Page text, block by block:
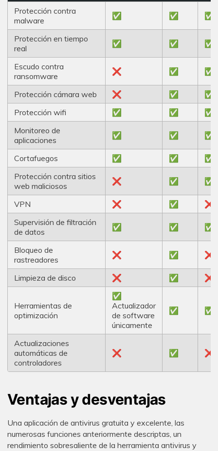
Protección contra
malware
✅ ✅ ✅
Protección en tiempo
real
✅ ✅ ✅
Escudo contra
ransomware
❌ ✅ ✅
Protección cámara web ❌ ✅
✅
Protección wifi
✅ ✅
✅
Monitoreo de
aplicaciones
✅ ✅ ✅
Cortafuegos ✅ ✅
✅
Protección contra sitios
web maliciosos
❌ ✅ ✅
VPN ❌ ✅
❌
Supervisión de filtración
de datos
✅ ✅ ✅
Bloqueo de
rastreadores
❌ ✅ ❌
Limpieza de disco ❌ ✅ ❌
Herramientas de
optimización
✅
Actualizador
de software
únicamente
✅ ✅
Actualizaciones
automáticas de
controladores
❌ ✅ ❌
Ventajas y desventajas
Una aplicación de antivirus gratuita y excelente, las
numerosas funciones anteriormente descriptas, un
rendimiento sobresaliente de la herramienta antivirus y